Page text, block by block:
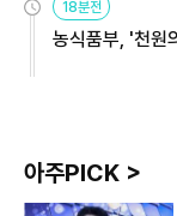
18분전
농식품부, '천원
아주PICK >